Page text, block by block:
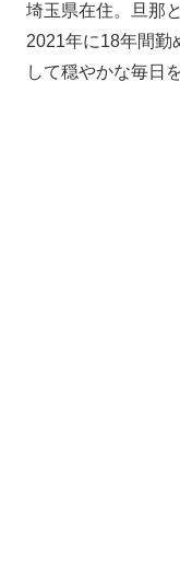
埼玉県在住。旦那
2021年に18年間勤
して穏やかな毎日